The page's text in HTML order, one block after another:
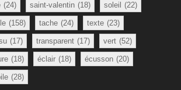
(24) saint-valentin (18) soleil (22)
(158) tache (24) texte (23)
(17) transparent (17) vert (52)
(18) éclair (18) écusson (20)
(28)